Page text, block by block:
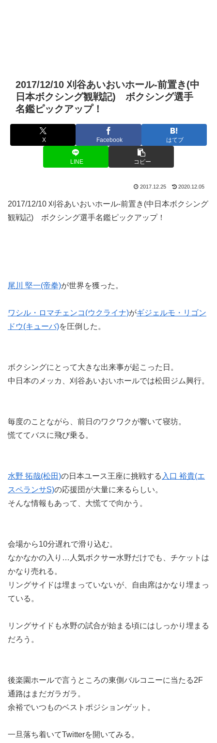
2017/12/10 刈谷あいおいホール-前置き(中
日本ボクシング観戦記) ボクシング選手
名鑑ピックアップ！
X Facebook はてブ
LINE コピー
2017.12.25 2020.12.05
2017/12/10 刈谷あいおいホール-前置き(中日本ボクシング
観戦記) ボクシング選手名鑑ピックアップ！
尾川 堅一(帝拳)が世界を獲った。
ワシル・ロマチェンコ(ウクライナ)がギジェルモ・リゴン
ドウ(キューバ)を圧倒した。
ボクシングにとって大きな出来事が起こった日。
中日本のメッカ、刈谷あいおいホールでは松田ジム興行。
毎度のことながら、前日のワクワクが響いて寝坊。
慌ててバスに飛び乗る。
水野 拓哉(松田)の日本ユース王座に挑戦する 入口 裕貴(エ
スペランサS)の応援団が大量に来るらしい。
そんな情報もあって、大慌てで向かう。
会場から10分遅れで滑り込む。
なかなかの入り…人気ボクサー水野だけでも、チケットは
かなり売れる。
リングサイドは埋まっていないが、自由席はかなり埋まっ
ている。
リングサイドも水野の試合が始まる頃にはしっかり埋まる
だろう。
後楽園ホールで言うところの東側バルコニーに当たる2F
通路はまだガラガラ。
余裕でいつものベストポジションゲット。
一旦落ち着いてTwitterを開いてみる。